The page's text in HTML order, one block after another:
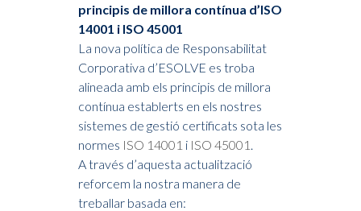
principis de millora contínua d’ISO
14001 i ISO 45001
La nova política de Responsabilitat
Corporativa d’ESOLVE es troba
alineada amb els principis de millora
contínua establerts en els nostres
sistemes de gestió certificats sota les
normes ISO 14001 i ISO 45001 .
A través d’aquesta actualització
reforcem la nostra manera de
treballar basada en: